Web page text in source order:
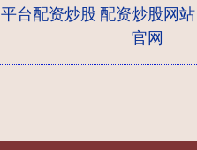
平台配资炒股配资炒股网站
官网